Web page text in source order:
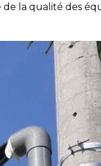
de la qualité des